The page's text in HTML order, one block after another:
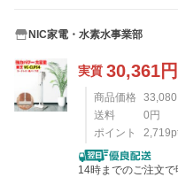
NIC家電・水素水事業部
実質 30,361円
商品価格 33,080
送料
0 円
ポイント
2,719
14時までのご注文で